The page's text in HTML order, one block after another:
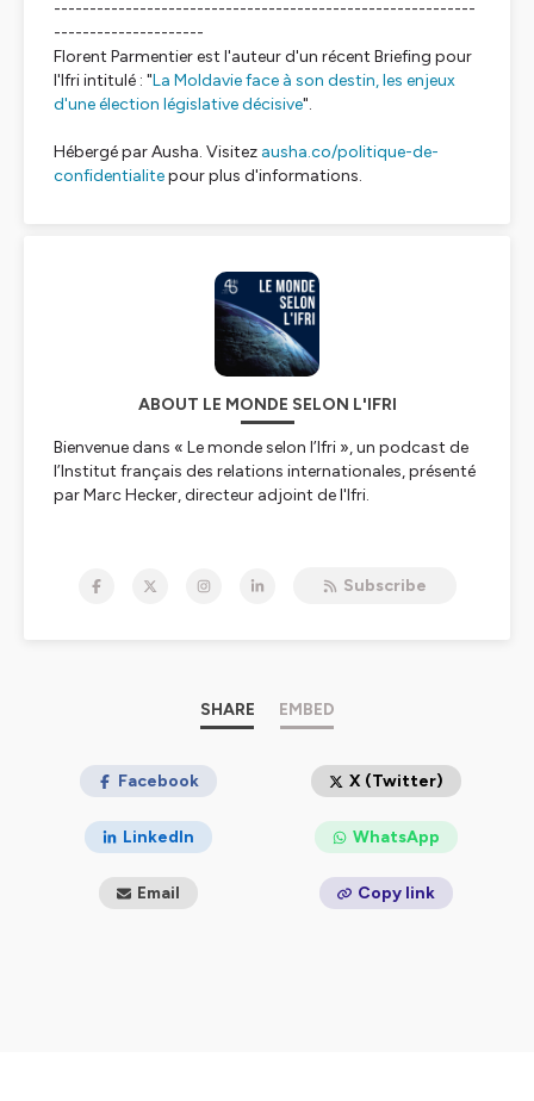
-----------------------------------------------------------
---------------------
Florent Parmentier est l'auteur d'un récent Briefing pour
l'Ifri intitulé : "La Moldavie face à son destin, les enjeux
d'une élection législative décisive".
Hébergé par Ausha. Visitez ausha.co/politique-de-
confidentialitepour plus d'informations.
ABOUT LE MONDE SELON L'IFRI
Bienvenue dans « Le monde selon l’Ifri », un podcast de
l’Institut français des relations internationales, présenté
par Marc Hecker, directeur adjoint de l'Ifri.
principaux think tanks européens. Chaque année, nous
L’objectif de ce podcast, est de vous donner un aperçu
compréhension du monde dans lequel nous vivons.
Hébergé par Ausha. Visitez
ausha.co/politique-de-
confidentialitepour plus d'informations.
Subscribe
SHARE EMBED
Facebook X (Twitter)
LinkedIn WhatsApp
Email Copy link